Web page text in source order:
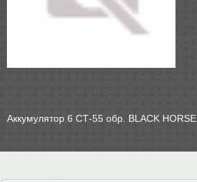
Аккумулятор 6 СТ-55 обр. BLACK